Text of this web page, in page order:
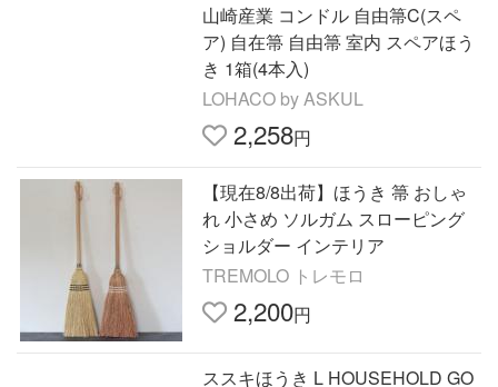
山崎産業 コンドル 自由箒C(スペ
ア) 自在箒 自由箒 室内 スペアほう
き 1箱(4本入)
LOHACO by ASKUL
2,258円
【現在8/8出荷】ほうき 箒 おしゃ
れ 小さめ ソルガム スローピング
ショルダー インテリア
TREMOLO トレモロ
2,200円
ススキほうき L HOUSEHOLD GO